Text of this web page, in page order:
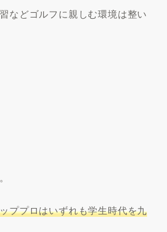
などゴルフに親しむ環境は整い
ププロはいずれも学生時代を九